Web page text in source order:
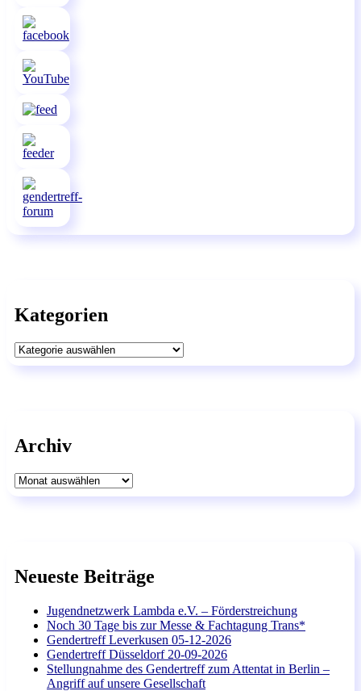
Kategorien
Kategorien
Archiv
Archiv
Neueste Beiträge
Jugendnetzwerk Lambda e.V. – Förderstreichung
Noch 30 Tage bis zur Messe & Fachtagung Trans*
Gendertreff Leverkusen 05-12-2026
Gendertreff Düsseldorf 20-09-2026
Stellungnahme des Gendertreff zum Attentat in Berlin –
Angriff auf unsere Gesellschaft